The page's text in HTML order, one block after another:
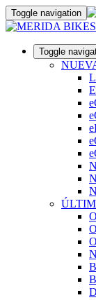
Toggle navigation
Toggle